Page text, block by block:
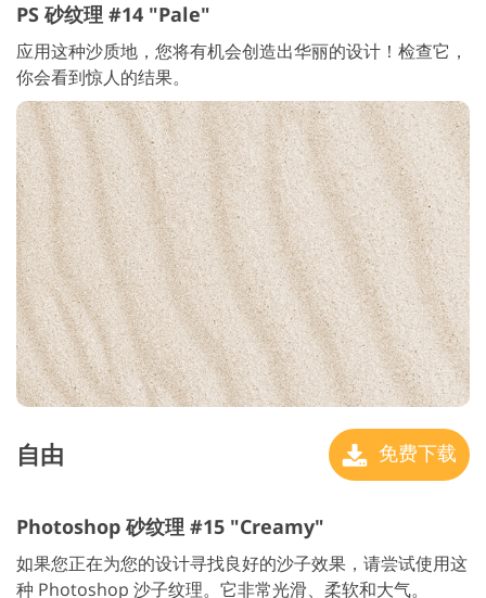
PS 砂纹理 #14 "Pale"
应用这种沙质地，您将有机会创造出华丽的设计！检查它，
你会看到惊人的结果。
自由 免费下载
Photoshop 砂纹理 #15 "Creamy"
如果您正在为您的设计寻找良好的沙子效果，请尝试使用这
种 Photoshop 沙子纹理。它非常光滑、柔软和大气。